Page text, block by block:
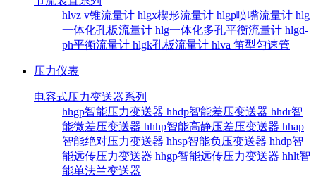
hlvz v锥流量计 hlgx楔形流量计 hlgp喷嘴流量计 hlg
一体化孔板流量计 hlg一体化多孔平衡流量计 hlgd-
ph平衡流量计 hlgk孔板流量计 hlva 笛型匀速管
压力仪表
电容式压力变送器系列
hhgp智能压力变送器 hhdp智能差压变送器 hhdr智
能微差压变送器 hhhp智能高静压差压变送器 hhap
智能绝对压力变送器 hhsp智能负压变送器 hhdp智
能远传压力变送器 hhgp智能远传压力变送器 hhlt智
能单法兰变送器